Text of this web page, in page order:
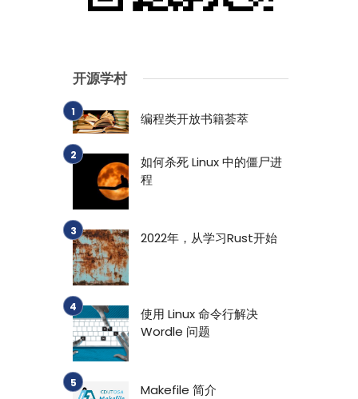
开源学村
编程类开放书籍荟萃
如何杀死 Linux 中的僵尸进
程
2022年，从学习Rust开始
使用 Linux 命令行解决
Wordle 问题
Makefile 简介